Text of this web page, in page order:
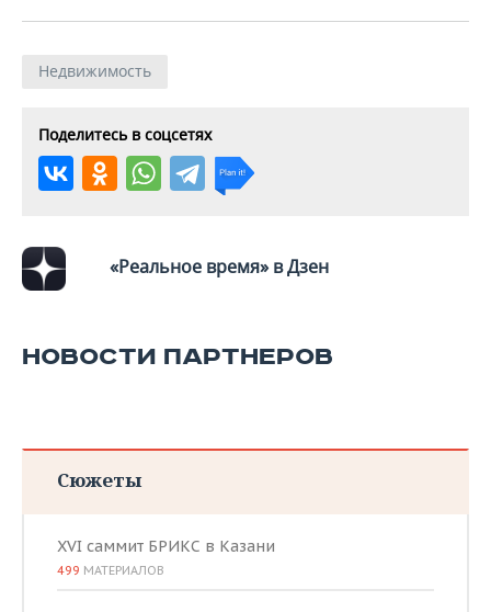
Недвижимость
Поделитесь в соцсетях
«Реальное время» в Дзен
НОВОСТИ ПАРТНЕРОВ
Сюжеты
XVI саммит БРИКС в Казани
499 МАТЕРИАЛОВ